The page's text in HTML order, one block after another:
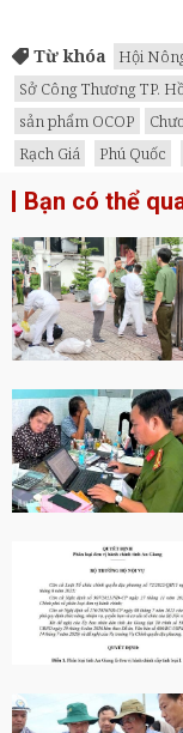
Từ khóa
Hội
Sở Công Thương TP.
sản phẩm OCOP
Rạch Giá
Phú Quốc
Bạn có thể